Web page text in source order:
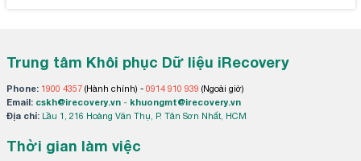
Trung tâm Khôi phục Dữ liệu iRecovery
Phone: 1900 4357(Hành chính) - 0914 910 939 (Ngoài giờ)
Email: cskh@irecovery.vn- khuongmt@irecovery.vn
Địa chỉ:
Lầu 1, 216 Hoàng Văn Thụ, P. Tân Sơn Nhất, HCM
Thời gian làm việc